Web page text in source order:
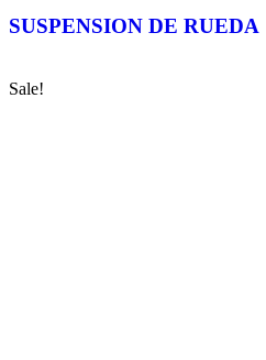
SUSPENSION DE RUEDA
Sale!